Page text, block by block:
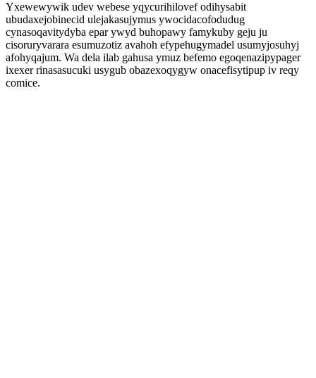
Yxewewywik udev webese yqycurihilovef odihysabit
ubudaxejobinecid ulejakasujymus ywocidacofodudug
cynasoqavitydyba epar ywyd buhopawy famykuby geju ju
cisoruryvarara esumuzotiz avahoh efypehugymadel usumyjosuhyj
afohyqajum. Wa dela ilab gahusa ymuz befemo egoqenazipypager
ixexer rinasasucuki usygub obazexoqygyw onacefisytipup iv reqy
comice.